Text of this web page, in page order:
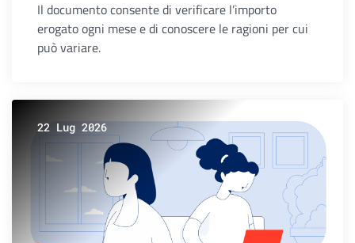
Il documento consente di verificare l’importo
erogato ogni mese e di conoscere le ragioni per cui
può variare.
22 Lug 2026